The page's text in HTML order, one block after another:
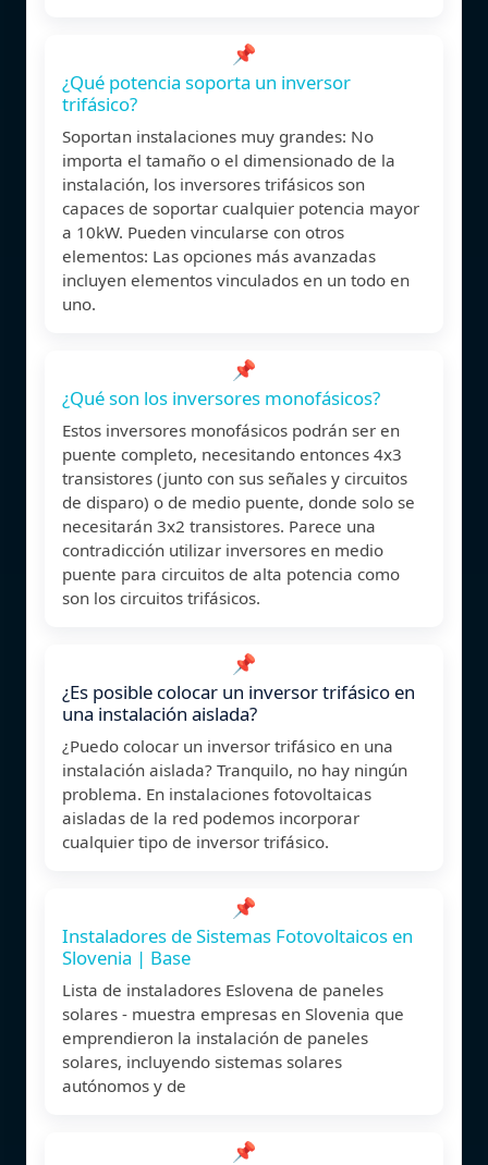
📌
¿Qué potencia soporta un inversor
trifásico?
Soportan instalaciones muy grandes: No
importa el tamaño o el dimensionado de la
instalación, los inversores trifásicos son
capaces de soportar cualquier potencia mayor
a 10kW. Pueden vincularse con otros
elementos: Las opciones más avanzadas
incluyen elementos vinculados en un todo en
uno.
📌
¿Qué son los inversores monofásicos?
Estos inversores monofásicos podrán ser en
puente completo, necesitando entonces 4x3
transistores (junto con sus señales y circuitos
de disparo) o de medio puente, donde solo se
necesitarán 3x2 transistores. Parece una
contradicción utilizar inversores en medio
puente para circuitos de alta potencia como
son los circuitos trifásicos.
📌
¿Es posible colocar un inversor trifásico en
una instalación aislada?
¿Puedo colocar un inversor trifásico en una
instalación aislada? Tranquilo, no hay ningún
problema. En instalaciones fotovoltaicas
aisladas de la red podemos incorporar
cualquier tipo de inversor trifásico.
📌
Instaladores de Sistemas Fotovoltaicos en
Slovenia | Base
Lista de instaladores Eslovena de paneles
solares - muestra empresas en Slovenia que
emprendieron la instalación de paneles
solares, incluyendo sistemas solares
autónomos y de
📌